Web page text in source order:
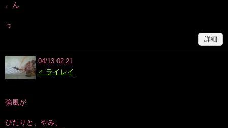
、ん
っ
詳細
04/13 02:21
♂ ライレイ
強風が
ぴたりと、やみ、